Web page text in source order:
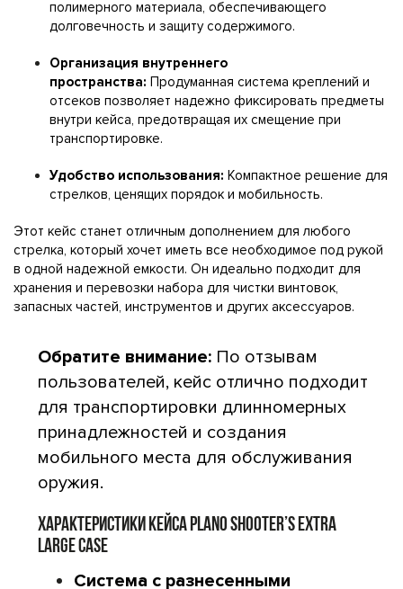
полимерного материала, обеспечивающего
долговечность и защиту содержимого.
Организация внутреннего
пространства: Продуманная система креплений и
отсеков позволяет надежно фиксировать предметы
внутри кейса, предотвращая их смещение при
транспортировке.
Удобство использования: Компактное решение для
стрелков, ценящих порядок и мобильность.
Этот кейс станет отличным дополнением для любого
стрелка, который хочет иметь все необходимое под рукой
в одной надежной емкости. Он идеально подходит для
хранения и перевозки набора для чистки винтовок,
запасных частей, инструментов и других аксессуаров.
Обратите внимание: По отзывам
пользователей, кейс отлично подходит
для транспортировки длинномерных
принадлежностей и создания
мобильного места для обслуживания
оружия.
ХАРАКТЕРИСТИКИ КЕЙСА PLANO SHOOTER’S EXTRA
LARGE CASE
Система с разнесенными